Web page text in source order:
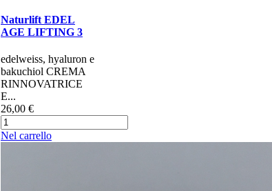
Naturlift EDEL
AGE LIFTING 3
edelweiss, hyaluron e
bakuchiol CREMA
RINNOVATRICE
E...
26,00 €
Nel carrello